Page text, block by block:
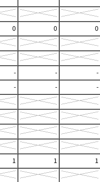
0 0
0
- -
-
- -
-
1 1
1